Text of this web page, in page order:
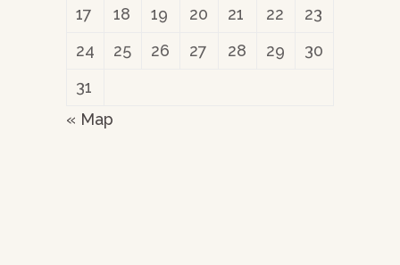
17
18 19 20 21 22
23
24
25 26 27 28 29
30
31
« Мар